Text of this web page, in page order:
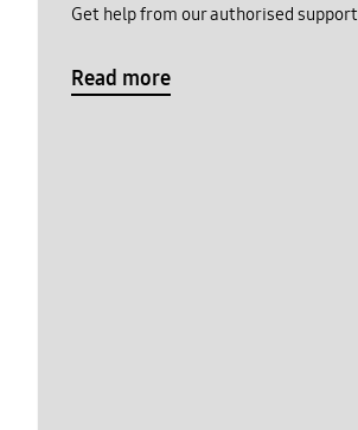
Get help from our authorised
Read more